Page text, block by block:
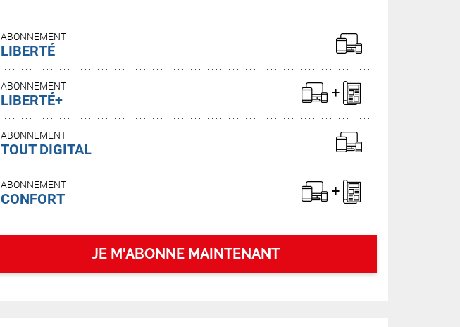
ABONNEMENT
LIBERTÉ
ABONNEMENT
LIBERTÉ+
ABONNEMENT
TOUT DIGITAL
ABONNEMENT
CONFORT
JE M'ABONNE MAINTENANT